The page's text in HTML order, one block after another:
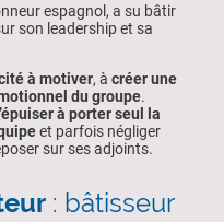
espagnol, a su bâtir
son leadership et sa
à motiver, à créer une
du groupe.
à porter seul la
et parfois négliger
sur ses adjoints.
: bâtisseur